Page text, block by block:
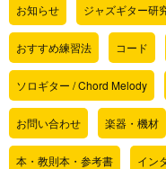
お知らせ ジャズギター研
おすすめ練習法 コード
ソロギター / Chord Melody
お問い合わせ 楽器・機材
本・教則本・参考書 イン